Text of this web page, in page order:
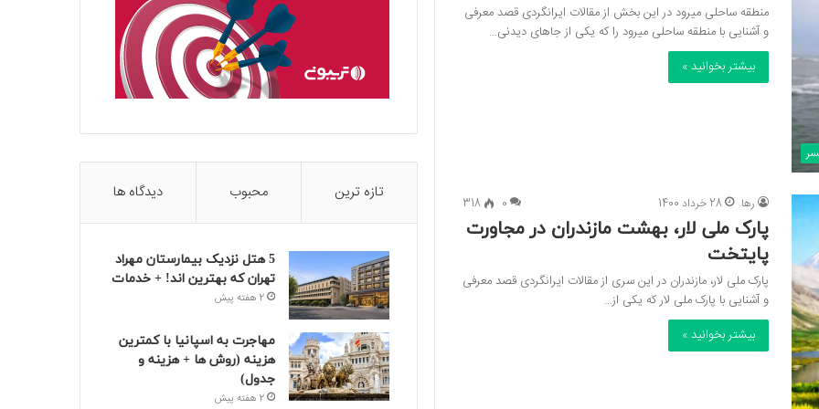
منطقه ساحلی میرود در این بخش از مقالات ایرانگردی قصد معرفی
و آشنایی با منطقه ساحلی میرود را که یکی از جاهای دیدنی…
بیشتر بخوانید »
رها 28 خرداد 1400 0
318
پارک ملی لار، بهشت مازندران در مجاورت
پایتخت
پارک ملی لار، مازندران در این سری از مقالات ایرانگردی قصد معرفی
و آشنایی با پارک ملی لار که یکی از…
بیشتر بخوانید »
تازه ترین محبوب دیدگاه ها
5 هتل نزدیک بیمارستان مهراد
تهران که بهترین‌ اند! + خدمات
2 هفته پیش
مهاجرت به اسپانیا با کمترین
هزینه (روش ها + هزینه و
جدول)
2 هفته پیش